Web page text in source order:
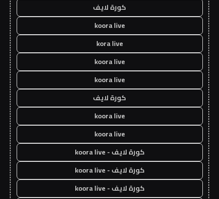
كورة لايف
koora live
kora live
koora live
koora live
كورة لايف
koora live
koora live
كورة لايف - koora live
كورة لايف - koora live
كورة لايف - koora live